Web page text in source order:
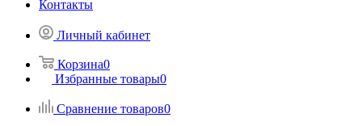
Контакты
Личный кабинет
Корзина0
Избранные товары0
Сравнение товаров0